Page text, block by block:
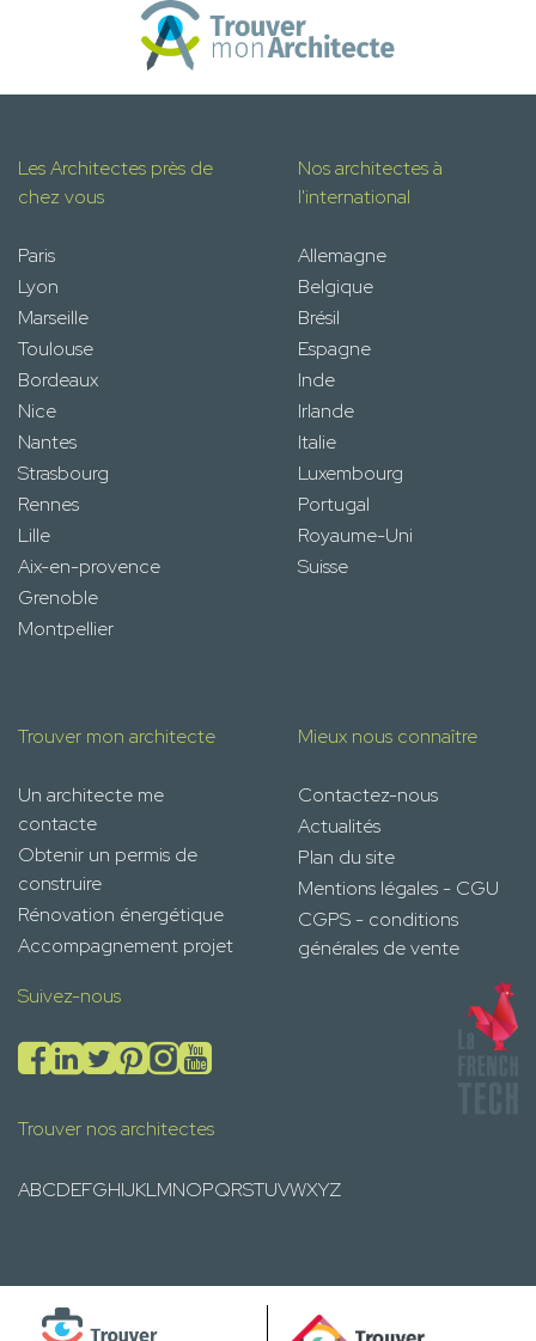
Les Architectes près de
chez vous
Paris
Lyon
Marseille
Toulouse
Bordeaux
Nice
Nantes
Strasbourg
Rennes
Lille
Aix-en-provence
Grenoble
Montpellier
Nos architectes à
l'international
Allemagne
Belgique
Brésil
Espagne
Inde
Irlande
Italie
Luxembourg
Portugal
Royaume-Uni
Suisse
Trouver mon architecte
Un architecte me
contacte
Obtenir un permis de
construire
Rénovation énergétique
Accompagnement projet
Mieux nous connaître
Contactez-nous
Actualités
Plan du site
Mentions légales - CGU
CGPS - conditions
générales de vente
Suivez-nous
Trouver nos architectes
ABCDEFGHIJKLMNOPQRSTUVWXYZ